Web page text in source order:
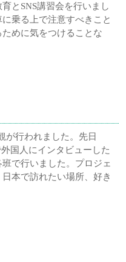
とSNS講習会を行いまし
乗る上で注意すべきこと
めに気をつけることな
が行われました。先日
国人にインタビューした
で行いました。プロジェ
本で訪れたい場所、好き